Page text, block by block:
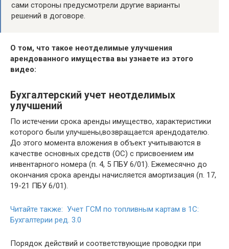
сами стороны предусмотрели другие варианты
решений в договоре.
О том, что такое неотделимые улучшения
арендованного имущества вы узнаете из этого
видео:
Бухгалтерский учет неотделимых
улучшений
По истечении срока аренды имущество, характеристики
которого были улучшены,возвращается арендодателю.
До этого момента вложения в объект учитываются в
качестве основных средств (ОС) с присвоением им
инвентарного номера (п. 4, 5 ПБУ 6/01). Ежемесячно до
окончания срока аренды начисляется амортизация (п. 17,
19-21 ПБУ 6/01).
Читайте также: Учет ГСМ по топливным картам в 1С:
Бухгалтерии ред. 3.0
Порядок действий и соответствующие проводки при